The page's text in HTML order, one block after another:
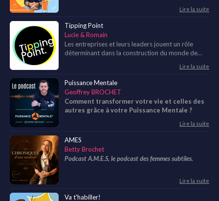
réciproquement ! ).
Lire la suite
Tipping Point
Lucie & Romain
Les entreprises et leurs leaders jouent un rôle
déterminant dans la construction du monde de
à nos enfants ! Nous décryptons pour vous les
points de bascule de ces leaders inspirants et
engagés dans cette construction. 🎙️Tipping Point
c'est le podcast pour oser une entreprise
différente, vivre un leadership authentique et pour
se mettre en mouvement. Bonne écoute !
Lire la suite
Puissance Mentale
Geoffrey BROCHET
Comment transformer votre vie et celles des
autres grâce à votre Puissance Mentale ?
Lire la suite
AMES
Betty Brochet
Podcast A.M.E.S, le podcast des femmes subtiles.
Lire la suite
Va t'habiller!